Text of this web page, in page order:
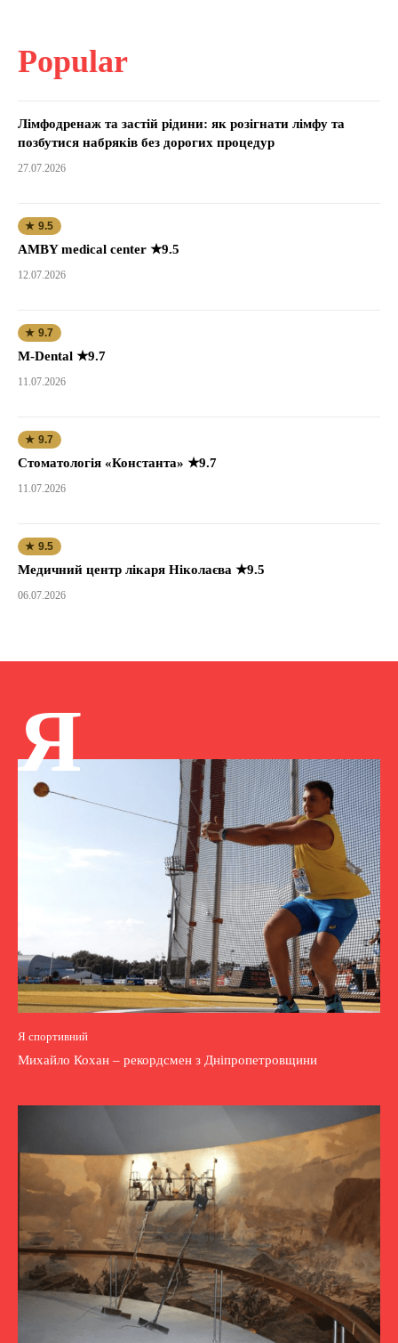
Popular
Лімфодренаж та застій рідини: як розігнати лімфу та
позбутися набряків без дорогих процедур
27.07.2026
★ 9.5
AMBY medical center ★9.5
12.07.2026
★ 9.7
M-Dental ★9.7
11.07.2026
★ 9.7
Стоматологія «Константа» ★9.7
11.07.2026
★ 9.5
Медичний центр лікаря Ніколаєва ★9.5
06.07.2026
Я
Я спортивний
Михайло Кохан – рекордсмен з Дніпропетровщини